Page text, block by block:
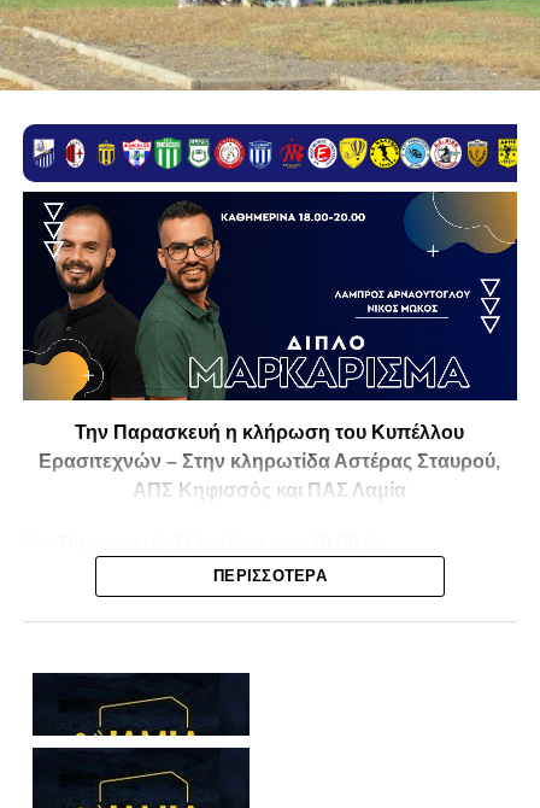
Την Παρασκευή η κλήρωση του Κυπέλλου
Ερασιτεχνών – Στην κληρωτίδα Αστέρας Σταυρού,
ΑΠΣ Κηφισσός και ΠΑΣ Λαμία
πραγματοποιηθεί στο ξενοδοχείοAthens Marriott
κλήρωση της1ης και 2ης φάσης του Κυπέλλου
διοργάνωσης.
Στην κληρωτίδα θα βρίσκονται ο
ΑΠΣ Κηφισσόςκαι ο
ΠΕΡΙΣΣΌΤΕΡΑ